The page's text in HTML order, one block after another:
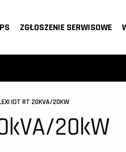
ZGŁOSZENIE SERWISOWE
IOT RT 20KVA/20KW
20kW